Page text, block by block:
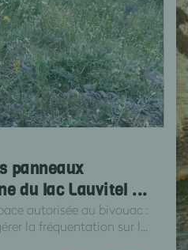
panneaux
du lac Lauvitel ...
autorisée au bivouac :
la fréquentation sur l...